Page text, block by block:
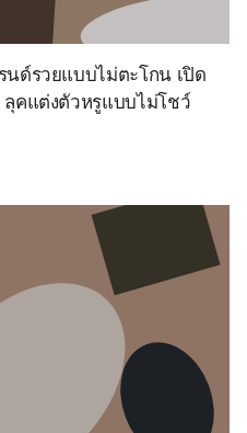
นด์รวยแบบไม่ตะโกน เปิด
คแต่งตัวหรูแบบไม่โชว์